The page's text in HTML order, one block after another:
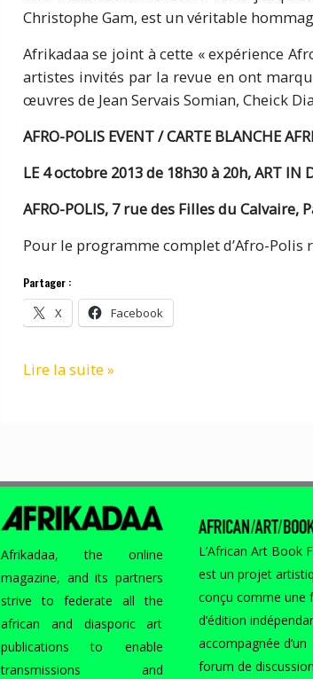
Christophe Gam, est un véritable
Afrikadaa se joint à cette « expérience
artistes invités par la revue en ont
œuvres de Jean Servais Somian, Cheick
AFRO-POLIS EVENT / CARTE BLANCHE
LE 4 octobre 2013 de 18h30 à 20h, ART IN
AFRO-POLIS, 7 rue des Filles du Calvaire,
Pour le programme complet d’Afro-Polis
Partager :
X Facebook
PROJECT
–
AFRO
POLIS
INVITE
AFRIKADAA,
4
OCTOBRE
2013
Lire la suite »
Afrikadaa, the online
magazine, and its partners
strive to federate all the
african and diasporic art
publications to enable
transmissions and
L’African Art Book
est un projet
conçu comme une
d’édition
accompagnée d’un
forum de